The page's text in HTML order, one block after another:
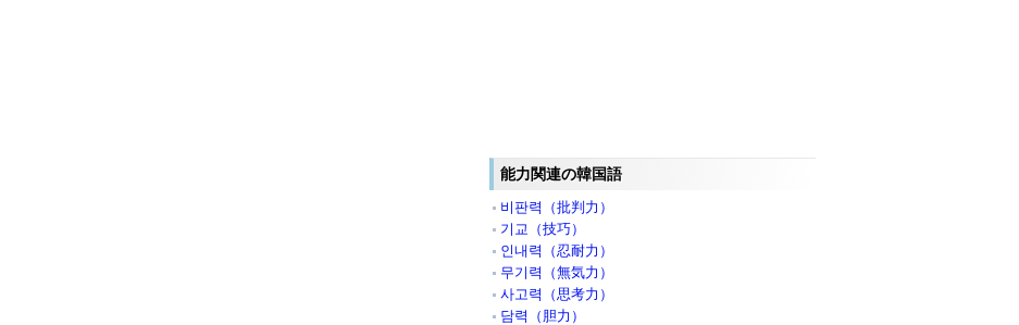
能力関連の韓国語
비판력（批判力）
기교（技巧）
인내력（忍耐力）
무기력（無気力）
사고력（思考力）
담력（胆力）